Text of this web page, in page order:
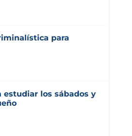
para
estudiar los sábados y